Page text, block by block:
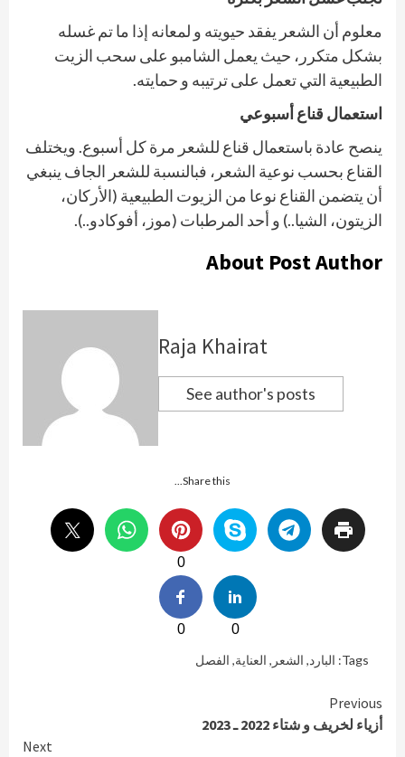
معلوم أن الشعر يفقد حيويته و لمعانه إذا ما تم غسله
بشكل متكرر، حيث يعمل الشامبو على سحب الزيت
الطبيعية التي تعمل على ترتيبه و حمايته.
استعمال قناع أسبوعي
ينصح عادة باستعمال قناع للشعر مرة كل أسبوع. ويختلف
القناع بحسب نوعية الشعر، فبالنسبة للشعر الجاف ينبغي
أن يتضمن القناع نوعا من الزيوت الطبيعية (الأركان،
الزيتون، الشيا..) و أحد المرطبات (موز، أفوكادو..).
About Post Author
Raja Khairat
See author's posts
Share this...
0
0
0
Tags: البارد, الشعر , العناية, الفصل
Continue
Reading
Previous
أزياء لخريف و شتاء 2022 ـ 2023
Next